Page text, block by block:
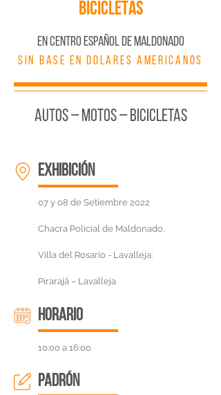
BICICLETAS
En CENTRO ESPAÑOL DE MALDONADO
SIN BASE EN DOLARES AMERICANOS
AUTOS – MOTOS – BICICLETAS
EXHIBICIÓN
07 y 08 de Setiembre 2022
Chacra Policial de Maldonado.
Villa del Rosario - Lavalleja:
Pirarajá – Lavalleja
HORARIO
10:00 a 16:00
padrón